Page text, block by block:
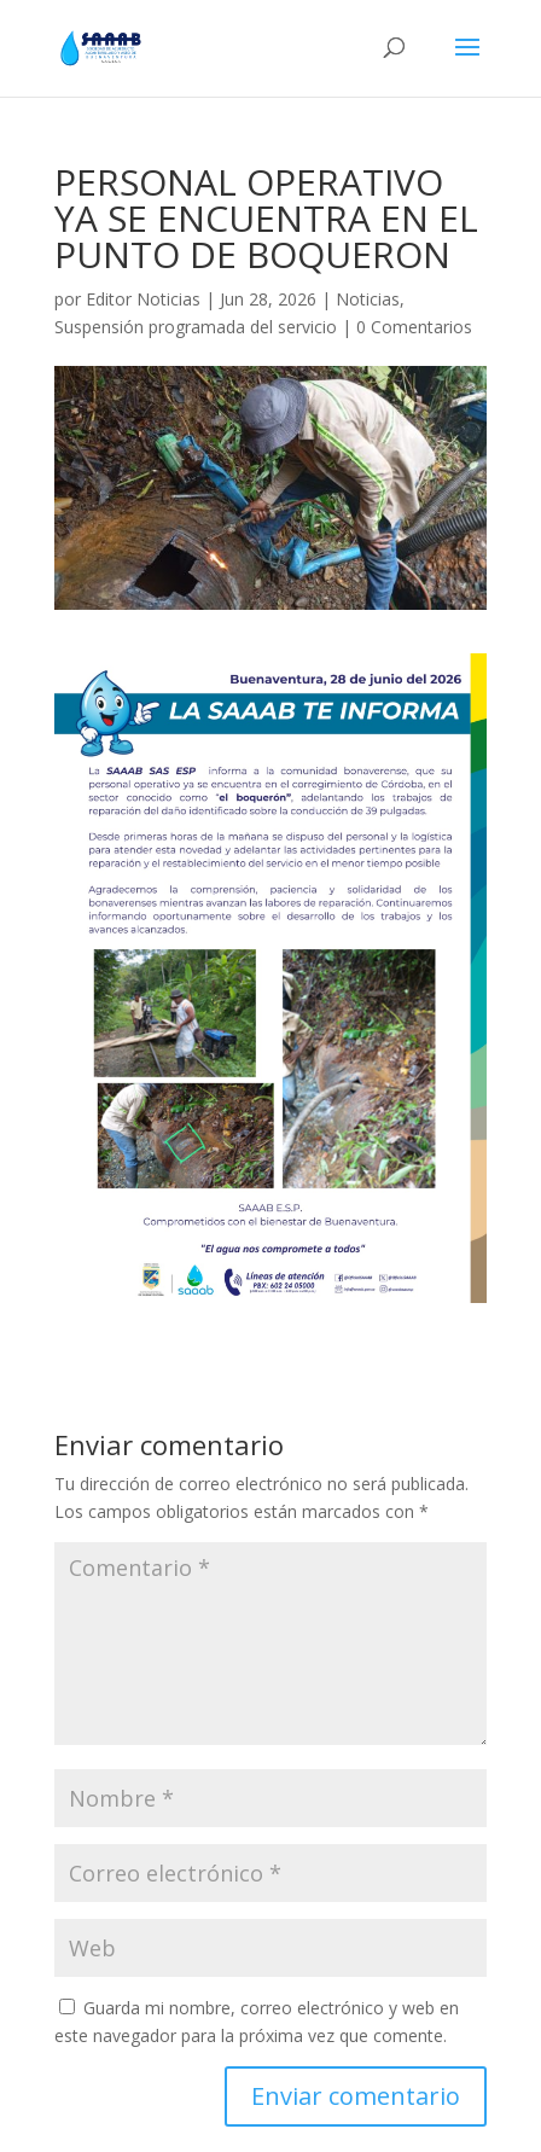
PERSONAL OPERATIVO
YA SE ENCUENTRA EN EL
PUNTO DE BOQUERON
por Editor Noticias | Jun 28, 2026 | Noticias,
Suspensión programada del servicio | 0 Comentarios
Enviar comentario
Tu dirección de correo electrónico no será publicada.
Los campos obligatorios están marcados con *
Guarda mi nombre, correo electrónico y web en
este navegador para la próxima vez que comente.